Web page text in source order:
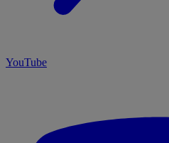
YouTube